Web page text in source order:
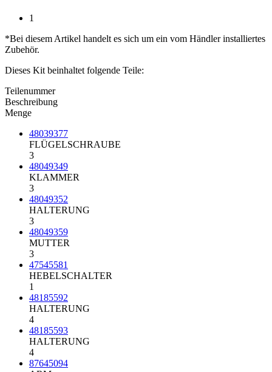
1
*Bei diesem Artikel handelt es sich um ein vom Händler installiertes
Zubehör.
Dieses Kit beinhaltet folgende Teile:
Teilenummer
Beschreibung
Menge
48039377
FLÜGELSCHRAUBE
3
48049349
KLAMMER
3
48049352
HALTERUNG
3
48049359
MUTTER
3
47545581
HEBELSCHALTER
1
48185592
HALTERUNG
4
48185593
HALTERUNG
4
87645094